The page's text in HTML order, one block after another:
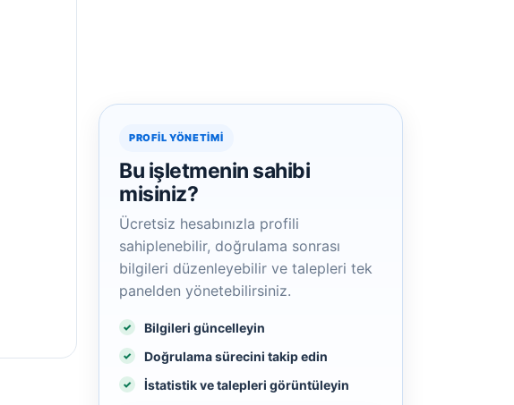
PROFIL YÖNETIMI
Bu işletmenin sahibi
misiniz?
Ücretsiz hesabınızla profili
sahiplenebilir, doğrulama sonrası
bilgileri düzenleyebilir ve talepleri tek
panelden yönetebilirsiniz.
Bilgileri güncelleyin
Doğrulama sürecini takip edin
İstatistik ve talepleri görüntüleyin